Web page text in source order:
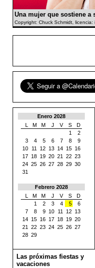
Una mujer que sostiene a
Copyright: Chuck Schmidt, licencia:
Enero 2028
L
M M J V S
D
1
2
3
4 5 6 7 8
9
10
11 12 13 14 15 16
17 18 19 20 21 22 23
24 25 26 27 28 29 30
31
Febrero 2028
L
M M J V S
D
1
2 3 4 5
6
7
8 9 10 11 12 13
14 15 16 17 18 19 20
21
22 23 24 25 26 27
28 29
Las próximas fiestas y
vacaciones